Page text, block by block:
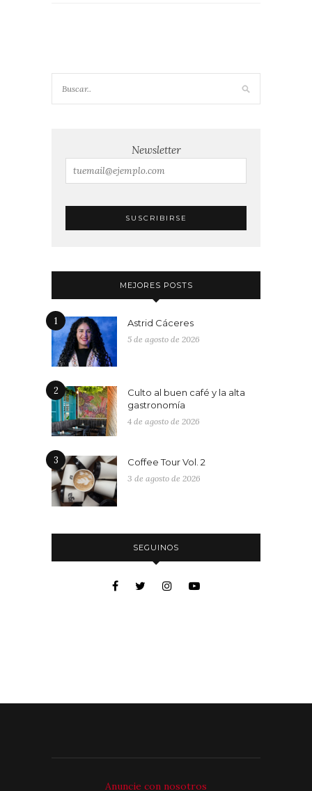
Newsletter
MEJORES POSTS
1 Astrid Cáceres
5 de agosto de 2026
2
Culto al buen café y la alta
gastronomía
4 de agosto de 2026
3 Coffee Tour Vol. 2
3 de agosto de 2026
SEGUINOS
Anuncie con nosotros